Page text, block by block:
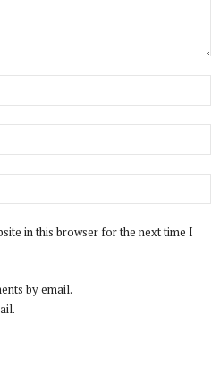
in this browser for the next time I
by email.